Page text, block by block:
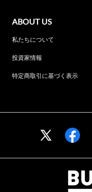
ABOUT US
私たちについて
投資家情報
特定商取引に基づく表示